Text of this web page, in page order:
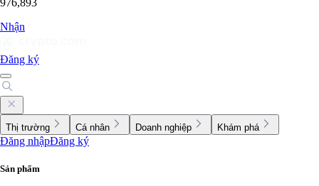
Nhận
Đăng ký
Thị trường Cá nhân Doanh nghiệp Khám phá
Đăng nhậpĐăng ký
Sản phẩm